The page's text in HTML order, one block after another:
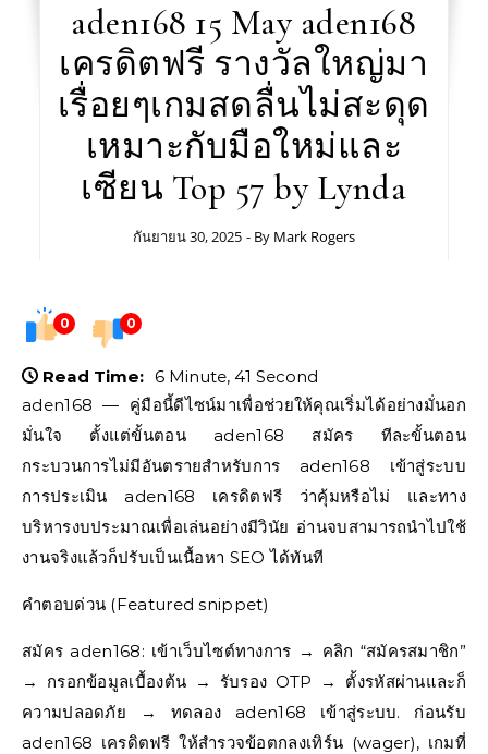
aden168 15 May aden168
เครดิตฟรี รางวัลใหญ่มา
เรื่อยๆเกมสดลื่นไม่สะดุด
เหมาะกับมือใหม่และ
เซียน Top 57 by Lynda
กันยายน 30, 2025 - By Mark Rogers
0 0
Read Time: 6 Minute, 41 Second
aden168 — คู่มือนี้ดีไซน์มาเพื่อช่วยให้คุณเริ่มได้อย่างมั่นอก
มั่นใจ ตั้งแต่ขั้นตอน aden168 สมัคร ทีละขั้นตอน
กระบวนการไม่มีอันตรายสำหรับการ aden168 เข้าสู่ระบบ
การประเมิน aden168 เครดิตฟรี ว่าคุ้มหรือไม่ และทาง
บริหารงบประมาณเพื่อเล่นอย่างมีวินัย อ่านจบสามารถนำไปใช้
งานจริงแล้วก็ปรับเป็นเนื้อหา SEO ได้ทันที
คำตอบด่วน (Featured snippet)
สมัคร aden168: เข้าเว็บไซต์ทางการ → คลิก “สมัครสมาชิก”
→ กรอกข้อมูลเบื้องต้น → รับรอง OTP → ตั้งรหัสผ่านและก็
ความปลอดภัย → ทดลอง aden168 เข้าสู่ระบบ. ก่อนรับ
aden168 เครดิตฟรี ให้สำรวจข้อตกลงเทิร์น (wager), เกมที่